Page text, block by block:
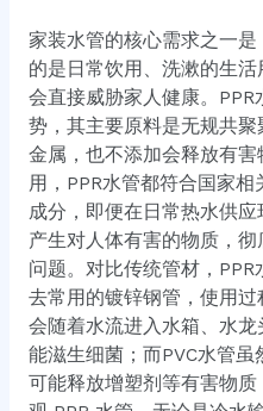
家装水管的核心需求之一
的是日常饮用、洗漱的生活
会直接威胁家人健康。
势，其主要原料是无规共
金属，也不添加会释放有
用，PPR水管都符合国家
成分，即便在日常热水供
产生对人体有害的物质，
问题。对比传统管材，
去常用的镀锌钢管，使用
会随着水流进入水箱、水
能滋生细菌；而PVC水管
可能释放增塑剂等有害物